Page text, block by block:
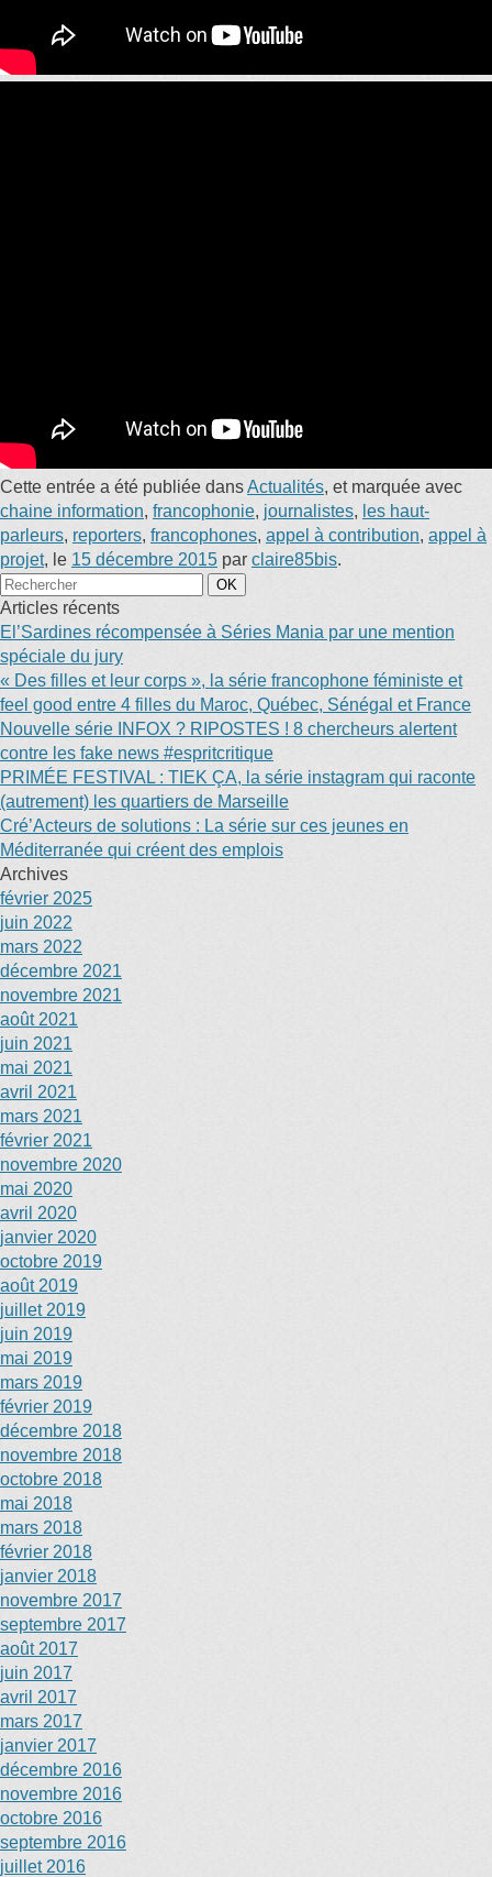
Cette entrée a été publiée dansActualités, et marquée avec
chaine information, francophonie, journalistes, les haut-
parleurs, reporters, francophones, appel à contribution, appel à
projet, le 15 décembre 2015 par claire85bis.
Articles récents
El’Sardines récompensée à Séries Mania par une mention
spéciale du jury
« Des filles et leur corps », la série francophone féministe et
feel good entre 4 filles du Maroc, Québec, Sénégal et France
Nouvelle série INFOX ? RIPOSTES ! 8 chercheurs alertent
contre les fake news #espritcritique
PRIMÉE FESTIVAL : TIEK ÇA, la série instagram qui raconte
(autrement) les quartiers de Marseille
Cré’Acteurs de solutions : La série sur ces jeunes en
Méditerranée qui créent des emplois
Archives
février 2025
juin 2022
mars 2022
décembre 2021
novembre 2021
août 2021
juin 2021
mai 2021
avril 2021
mars 2021
février 2021
novembre 2020
mai 2020
avril 2020
janvier 2020
octobre 2019
août 2019
juillet 2019
juin 2019
mai 2019
mars 2019
février 2019
décembre 2018
novembre 2018
octobre 2018
mai 2018
mars 2018
février 2018
janvier 2018
novembre 2017
septembre 2017
août 2017
juin 2017
avril 2017
mars 2017
janvier 2017
décembre 2016
novembre 2016
octobre 2016
septembre 2016
juillet 2016